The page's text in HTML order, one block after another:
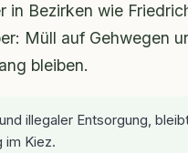
Bezirken wie
Müll auf Gehwegen
bleiben.
illegaler Entsorgung,
im Kiez.